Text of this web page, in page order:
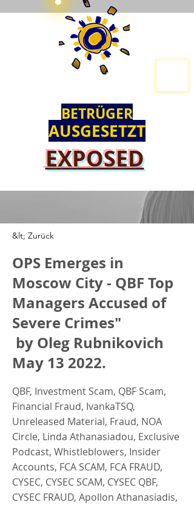
BETRÜGER
AUSGESETZT
EXPOSED
&lt; Zurück
OPS Emerges in
Moscow City - QBF Top
Managers Accused of
Severe Crimes"
by Oleg Rubnikovich
May 13 2022.
QBF, Investment Scam, QBF Scam,
Financial Fraud, IvankaTSQ,
Unreleased Material, Fraud, NOA
Circle, Linda Athanasiadou, Exclusive
Podcast, Whistleblowers, Insider
Accounts, FCA SCAM, FCA FRAUD,
CYSEC, CYSEC SCAM, CYSEC QBF,
CYSEC FRAUD, Apollon Athanasiadis,